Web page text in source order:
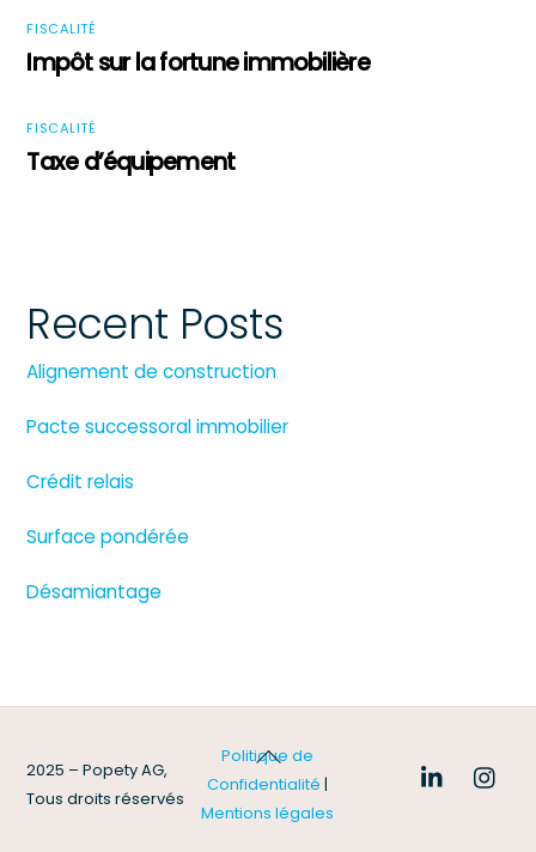
FISCALITÉ
Impôt sur la fortune immobilière
FISCALITÉ
Taxe d’équipement
Recent Posts
Alignement de construction
Pacte successoral immobilier
Crédit relais
Surface pondérée
Désamiantage
Back
To
Top
2025 – Popety AG,
Tous droits réservés
Politique de
Confidentialité |
Mentions légales